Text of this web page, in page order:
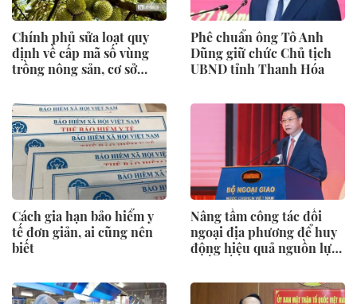
Chính phủ sửa loạt quy
định về cấp mã số vùng
trồng nông sản, cơ sở
Phê chuẩn ông Tô Anh
Dũng giữ chức Chủ tịch
UBND tỉnh Thanh Hóa
Cách gia hạn bảo hiểm y
tế đơn giản, ai cũng nên
biết
Nâng tầm công tác đối
ngoại địa phương để huy
động hiệu quả nguồn lực